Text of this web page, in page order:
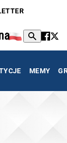
MEMY